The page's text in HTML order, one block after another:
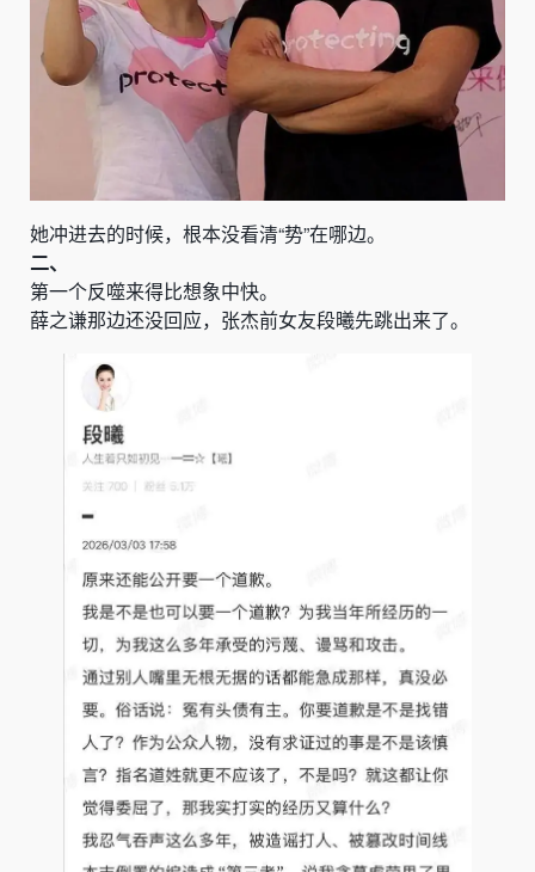
她冲进去的时候，根本没看清“势”在哪边。
二、
第一个反噬来得比想象中快。
薛之谦那边还没回应，张杰前女友段曦先跳出来了。